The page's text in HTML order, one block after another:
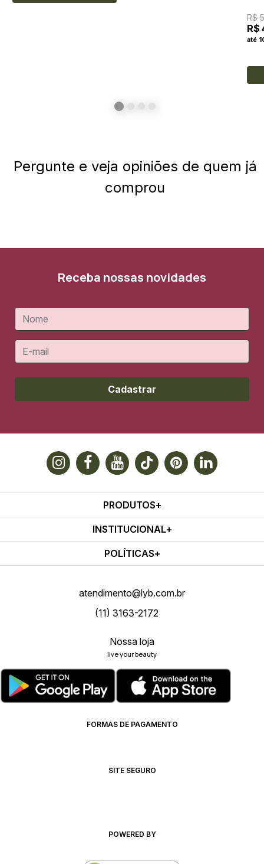
R$
R$
até
Pergunte e veja opiniões de quem já
comprou
Receba nossas novidades
Cadastrar
PRODUTOS
INSTITUCIONAL
POLÍTICAS
atendimento@lyb.com.br
(11) 3163-2172
Nossa loja
live your beauty
FORMAS DE PAGAMENTO
SITE SEGURO
POWERED BY